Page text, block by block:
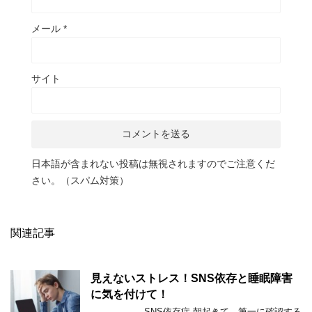
メール *
サイト
日本語が含まれない投稿は無視されますのでご注意くだ
さい。（スパム対策）
関連記事
見えないストレス！SNS依存と睡眠障害
に気を付けて！